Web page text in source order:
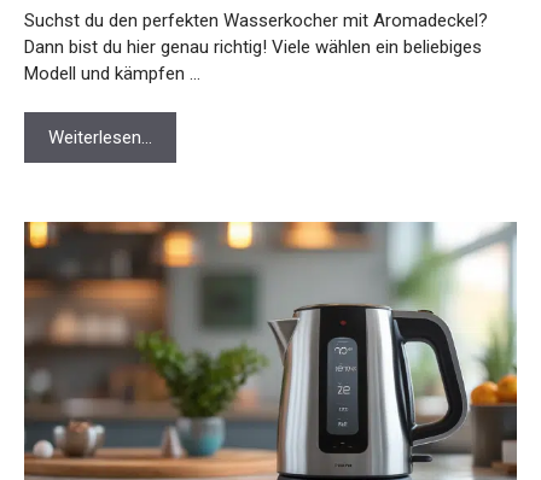
Suchst du den perfekten Wasserkocher mit Aromadeckel?
Dann bist du hier genau richtig! Viele wählen ein beliebiges
Modell und kämpfen …
Weiterlesen…